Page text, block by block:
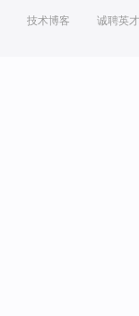
技术博客 诚聘英才